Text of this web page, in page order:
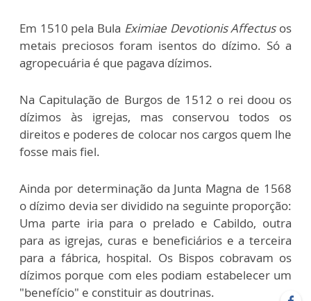
Em 1510 pela Bula Eximiae Devotionis Affectusos
metais preciosos foram isentos do dízimo. Só a
agropecuária é que pagava dízimos.
Na Capitulação de Burgos de 1512 o rei doou os
dízimos às igrejas, mas conservou todos os
direitos e poderes de colocar nos cargos quem lhe
fosse mais fiel.
Ainda por determinação da Junta Magna de 1568
o dízimo devia ser dividido na seguinte proporção:
Uma parte iria para o prelado e Cabildo, outra
para as igrejas, curas e beneficiários e a terceira
para a fábrica, hospital. Os Bispos cobravam os
dízimos porque com eles podiam estabelecer um
"benefício" e constituir as doutrinas.